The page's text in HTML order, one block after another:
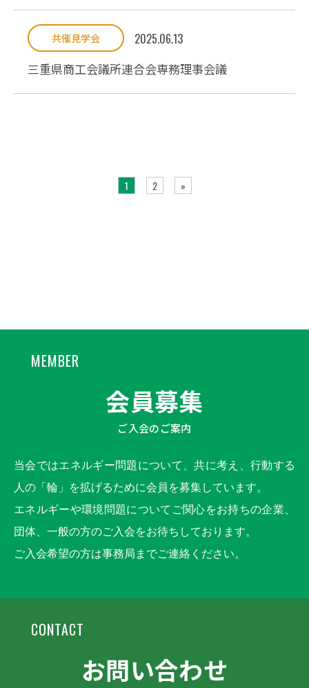
共催見学会 2025.06.13
三重県商工会議所連合会専務理事会議
1 2 »
MEMBER
会員募集
ご入会のご案内
当会ではエネルギー問題について、共に考え、行動する
人の「輪」を拡げるために会員を募集しています。
エネルギーや環境問題についてご関心をお持ちの企業、
団体、一般の方のご入会をお待ちしております。
ご入会希望の方は事務局までご連絡ください。
CONTACT
お問い合わせ